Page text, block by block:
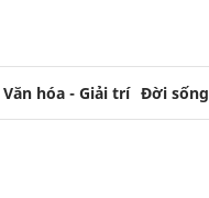
Văn hóa - Giải trí Đời sống